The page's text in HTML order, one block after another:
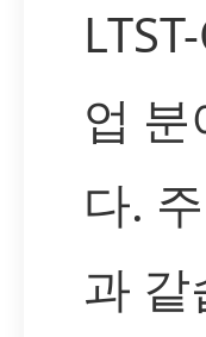
업
다.
과 같